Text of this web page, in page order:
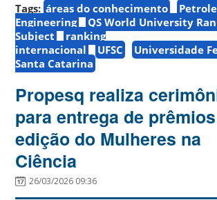
Tags: áreas do conhecimento
Engineering
QS World University
Subject
ranking
internacional
UFSC
Universidade
Santa Catarina
Propesq realiza
para entrega de prêmios
edição do Mulheres na
Ciência
26/03/2026 09:36